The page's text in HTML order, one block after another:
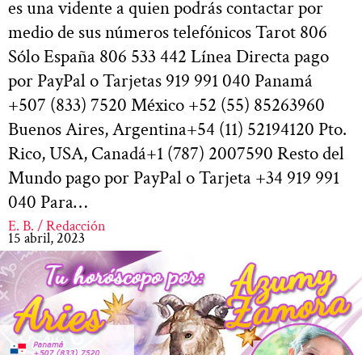
es una vidente a quien podrás contactar por
medio de sus números telefónicos Tarot 806
Sólo España 806 533 442 Línea Directa pago
por PayPal o Tarjetas 919 991 040 Panamá
+507 (833) 7520 México +52 (55) 85263960
Buenos Aires, Argentina+54 (11) 52194120 Pto.
Rico, USA, Canadá+1 (787) 2007590 Resto del
Mundo pago por PayPal o Tarjeta +34 919 991
040 Para…
E. B. / Redacción
15 abril, 2023